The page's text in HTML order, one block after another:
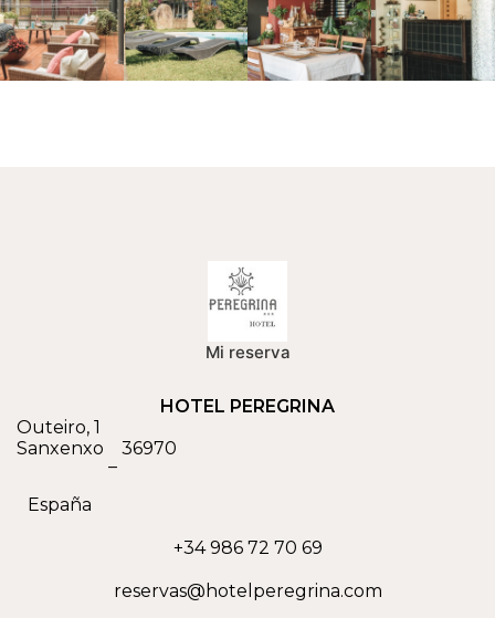
Mi reserva
HOTEL PEREGRINA
Outeiro, 1
Sanxenxo
–
36970
España
+34 986 72 70 69
reservas@hotelperegrina.com